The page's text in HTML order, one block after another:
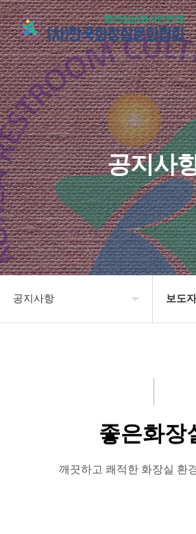
공지사
공지사항 보도
미운화
시민
좋은화장
깨끗하고 쾌적한 화장실 환